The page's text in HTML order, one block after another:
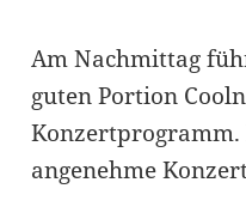
Am Nachmittag
guten Portion
angenehme